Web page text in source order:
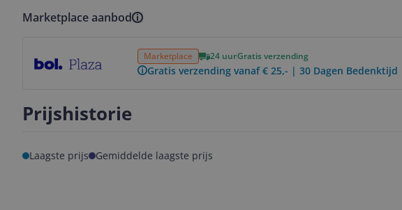
Marketplace aanbod
Marketplace 24 uurGratis verzending
Gratis verzending vanaf € 25,- | 30 Dagen Bedenktijd
Prijshistorie
Laagste prijs Gemiddelde laagste prijs